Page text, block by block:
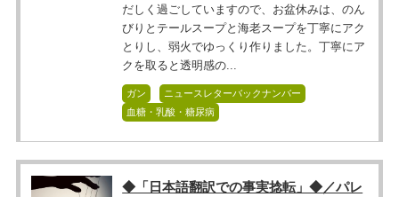
だしく過ごしていますので、お盆休みは、のん
びりとテールスープと海老スープを丁寧にアク
とりし、弱火でゆっくり作りました。丁寧にア
クを取ると透明感の...
ガン
ニュースレターバックナンバー
血糖・乳酸・糖尿病
◆「日本語翻訳での事実捻転」◆／パレ